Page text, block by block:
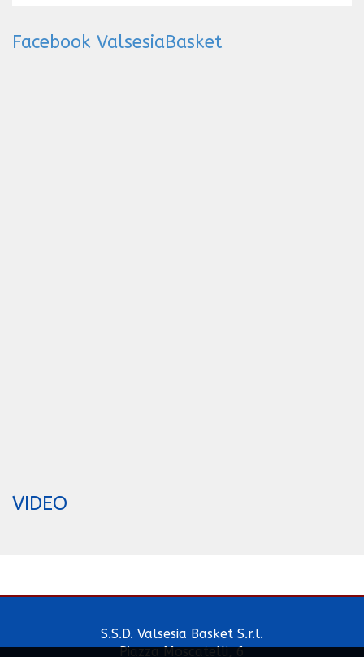
Facebook ValsesiaBasket
VIDEO
S.S.D. Valsesia Basket S.r.l.
Piazza Moscatelli, 6